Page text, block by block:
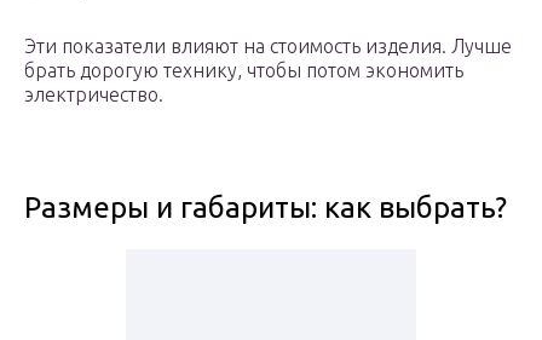
Эти показатели влияют на стоимость изделия. Лучше
брать дорогую технику, чтобы потом экономить
электричество.
Размеры и габариты: как выбрать?